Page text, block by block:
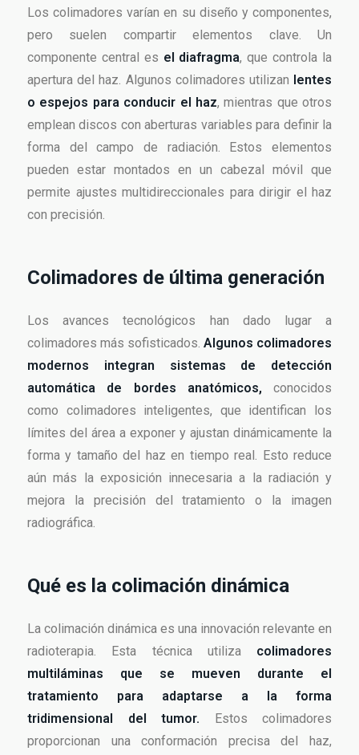
Los colimadores varían en su diseño y componentes,
pero suelen compartir elementos clave. Un
componente central es el diafragma, que controla la
apertura del haz. Algunos colimadores utilizan lentes
o espejos para conducir el haz, mientras que otros
emplean discos con aberturas variables para definir la
forma del campo de radiación. Estos elementos
pueden estar montados en un cabezal móvil que
permite ajustes multidireccionales para dirigir el haz
con precisión.
Colimadores de última generación
Los avances tecnológicos han dado lugar a
colimadores más sofisticados. Algunos colimadores
modernos integran sistemas de detección
automática de bordes anatómicos, conocidos
como colimadores inteligentes, que identifican los
límites del área a exponer y ajustan dinámicamente la
forma y tamaño del haz en tiempo real. Esto reduce
aún más la exposición innecesaria a la radiación y
mejora la precisión del tratamiento o la imagen
radiográfica.
Qué es la colimación dinámica
La colimación dinámica es una innovación relevante en
radioterapia. Esta técnica utiliza colimadores
multiláminas que se mueven durante el
tratamiento para adaptarse a la forma
tridimensional del tumor. Estos colimadores
proporcionan una conformación precisa del haz,